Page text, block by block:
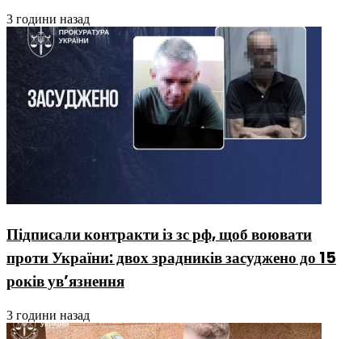
3 години назад
Підписали контракти із зс рф, щоб воювати
проти України: двох зрадників засуджено до 15
років ув’язнення
3 години назад